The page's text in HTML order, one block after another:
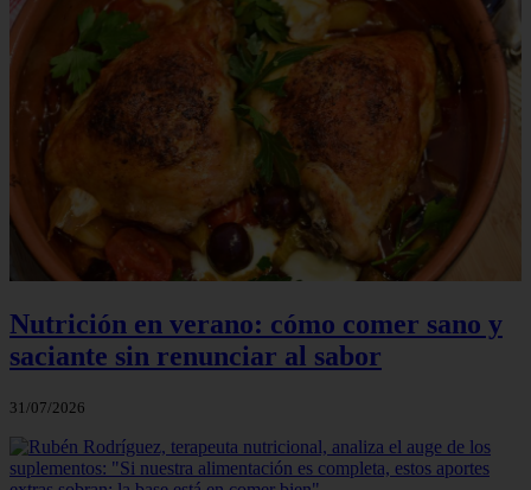
Nutrición en verano: cómo comer sano y
saciante sin renunciar al sabor
31/07/2026